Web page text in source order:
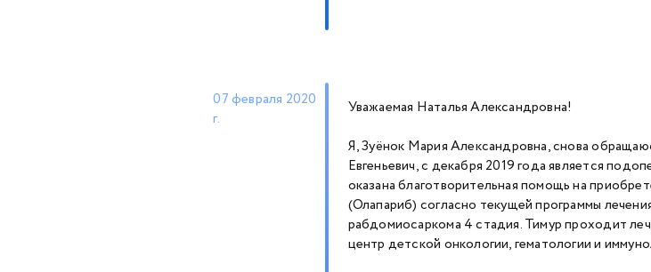
07 февраля 2020
г.
Уважаемая Наталья Александровна!
Я, Зуёнок Мария Александровна, снова
Евгеньевич, с декабря 2019 года является
оказана благотворительная помощь на
(Олапариб) согласно текущей программы
рабдомиосаркома 4 стадия. Тимур проходит
центр детской онкологии, гематологии и